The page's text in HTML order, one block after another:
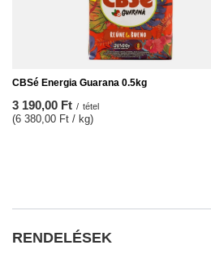
CBSé Energia Guarana 0.5kg
3 190,00 Ft / tétel
(6 380,00 Ft / kg)
RENDELÉSEK